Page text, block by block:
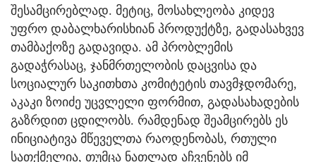
შესამცირებლად. მეტიც, მოსახლეობა კიდევ
უფრო დაბალხარისხიან პროდუქტზე, გადასახვევ
თამბაქოზე გადავიდა. ამ პრობლემის
გადაჭრასაც, ჯანმრთელობის დაცვისა და
სოციალურ საკითხთა კომიტეტის თავმჯდომარე,
აკაკი ზოიძე უცვლელი ფორმით, გადასახადების
გაზრდით ცდილობს. რამდენად შეამცირებს ეს
ინიციატივა მწეველთა რაოდენობას, რთული
სათქმელია, თუმცა ნათლად აჩვენებს იმ